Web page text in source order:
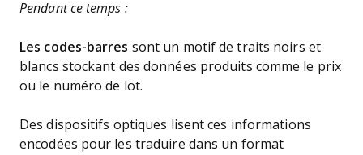
Pendant ce temps :
Les codes-barres sont un motif de traits noirs et
blancs stockant des données produits comme le prix
ou le numéro de lot.
Des dispositifs optiques lisent ces informations
encodées pour les traduire dans un format